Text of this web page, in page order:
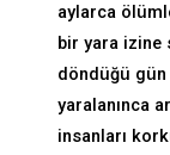
aylarca
bir yara izine
döndüğü
yaralanınca
insanları